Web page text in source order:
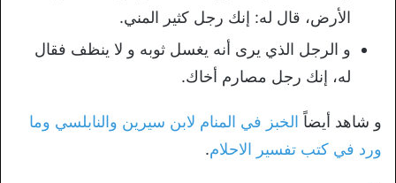
الأرض، قال له: إنك رجل كثير المني.
و الرجل الذي يرى أنه يغسل ثوبه و لا ينظف فقال
له، إنك رجل مصارم أخاك.
و شاهد أيضاً الخبز في المنام لابن سيرين والنابلسي وما
ورد في كتب تفسير الاحلام.